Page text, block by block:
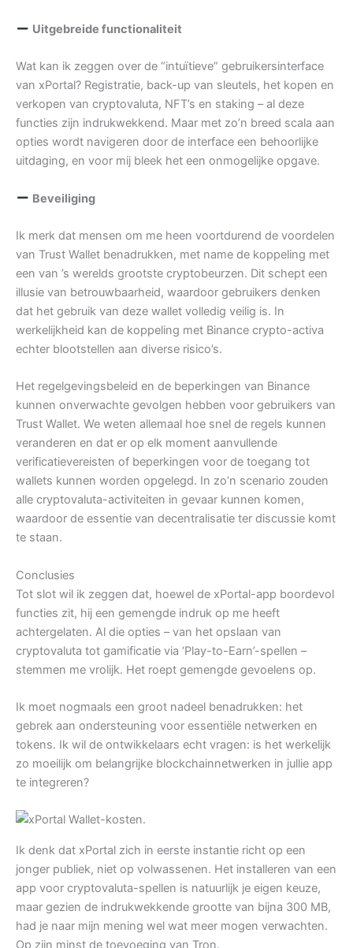
Uitgebreide functionaliteit
Wat kan ik zeggen over de “intuïtieve” gebruikersinterface
van xPortal? Registratie, back-up van sleutels, het kopen en
verkopen van cryptovaluta, NFT’s en staking – al deze
functies zijn indrukwekkend. Maar met zo’n breed scala aan
opties wordt navigeren door de interface een behoorlijke
uitdaging, en voor mij bleek het een onmogelijke opgave.
Beveiliging
Ik merk dat mensen om me heen voortdurend de voordelen
van Trust Wallet benadrukken, met name de koppeling met
een van ’s werelds grootste cryptobeurzen. Dit schept een
illusie van betrouwbaarheid, waardoor gebruikers denken
dat het gebruik van deze wallet volledig veilig is. In
werkelijkheid kan de koppeling met Binance crypto-activa
echter blootstellen aan diverse risico’s.
Het regelgevingsbeleid en de beperkingen van Binance
kunnen onverwachte gevolgen hebben voor gebruikers van
Trust Wallet. We weten allemaal hoe snel de regels kunnen
veranderen en dat er op elk moment aanvullende
verificatievereisten of beperkingen voor de toegang tot
wallets kunnen worden opgelegd. In zo’n scenario zouden
alle cryptovaluta-activiteiten in gevaar kunnen komen,
waardoor de essentie van decentralisatie ter discussie komt
te staan.
Conclusies
Tot slot wil ik zeggen dat, hoewel de xPortal-app boordevol
functies zit, hij een gemengde indruk op me heeft
achtergelaten. Al die opties – van het opslaan van
cryptovaluta tot gamificatie via ‘Play-to-Earn’-spellen –
stemmen me vrolijk. Het roept gemengde gevoelens op.
Ik moet nogmaals een groot nadeel benadrukken: het
gebrek aan ondersteuning voor essentiële netwerken en
tokens. Ik wil de ontwikkelaars echt vragen: is het werkelijk
zo moeilijk om belangrijke blockchainnetwerken in jullie app
te integreren?
Ik denk dat xPortal zich in eerste instantie richt op een
jonger publiek, niet op volwassenen. Het installeren van een
app voor cryptovaluta-spellen is natuurlijk je eigen keuze,
maar gezien de indrukwekkende grootte van bijna 300 MB,
had je naar mijn mening wel wat meer mogen verwachten.
Op zijn minst de toevoeging van Tron.